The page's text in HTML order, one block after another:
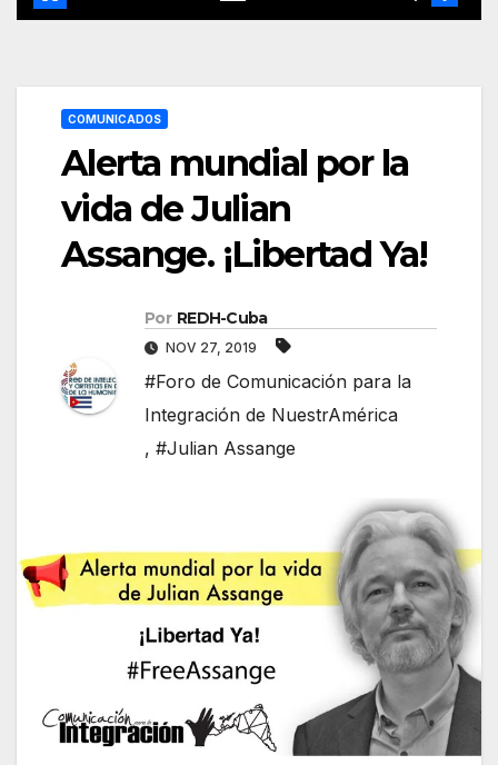
COMUNICADOS
Alerta mundial por la
vida de Julian
Assange. ¡Libertad Ya!
Por REDH-Cuba
NOV 27, 2019
#Foro de Comunicación para la
Integración de NuestrAmérica
, #Julian Assange